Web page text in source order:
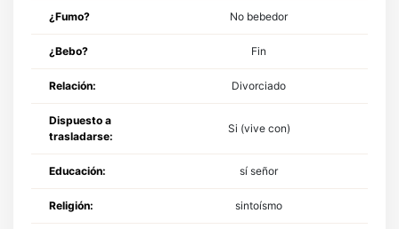
¿Fumo? No bebedor
¿Bebo? Fin
Relación: Divorciado
Dispuesto a
trasladarse:
Si (vive con)
Educación: sí señor
Religión: sintoísmo